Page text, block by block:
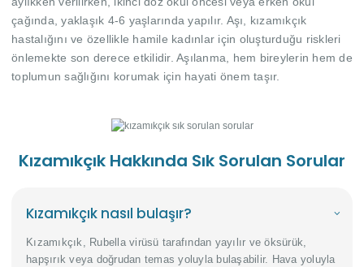
çağında, yaklaşık 4-6 yaşlarında yapılır. Aşı, kızamıkçık
hastalığını ve özellikle hamile kadınlar için oluşturduğu riskleri
önlemekte son derece etkilidir. Aşılanma, hem bireylerin hem de
toplumun sağlığını korumak için hayati önem taşır.
Kızamıkçık Hakkında Sık Sorulan Sorular
Kızamıkçık nasıl bulaşır?
Kızamıkçık, Rubella virüsü tarafından yayılır ve öksürük,
hapşırık veya doğrudan temas yoluyla bulaşabilir. Hava yoluyla